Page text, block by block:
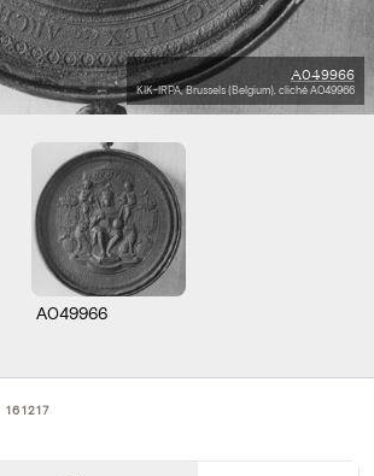
A049966
KIK-IRPA, Brussels (Belgium), cliché A049966
A049966
161217